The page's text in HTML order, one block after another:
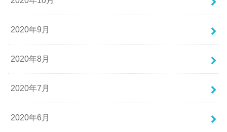
2020年9月
2020年8月
2020年7月
2020年6月